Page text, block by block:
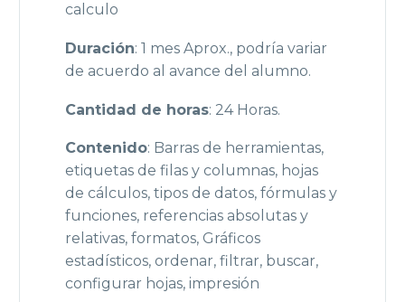
calculo
Duración: 1 mes Aprox., podría variar
de acuerdo al avance del alumno.
Cantidad de horas: 24 Horas.
Contenido: Barras de herramientas,
etiquetas de filas y columnas, hojas
de cálculos, tipos de datos, fórmulas y
funciones, referencias absolutas y
relativas, formatos, Gráficos
estadísticos, ordenar, filtrar, buscar,
configurar hojas, impresión